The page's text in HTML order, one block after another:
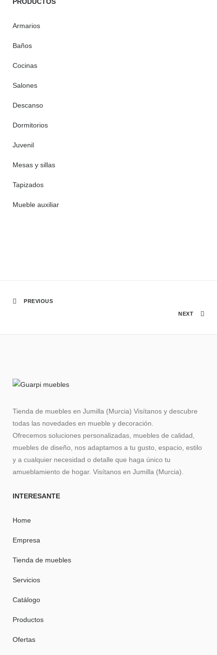
Armarios
Baños
Cocinas
Salones
Descanso
Dormitorios
Juvenil
Mesas y sillas
Tapizados
Mueble auxiliar
PREVIOUS
NEXT
Tienda de muebles en Jumilla (Murcia) Visítanos y descubre
todas las novedades en mueble y decoración.
Ofrecemos soluciones personalizadas, muebles de calidad,
muebles de diseño, nos adaptamos a tu gusto, espacio, estilo
y a cualquier necesidad o detalle que haga único tu
amueblamiento de hogar. Visítanos en Jumilla (Murcia).
INTERESANTE
Home
Empresa
Tienda de muebles
Servicios
Catálogo
Productos
Ofertas